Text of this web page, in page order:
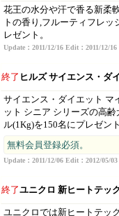
花王の水分や汗で香る新柔
トの香り,フルーティフレ
レゼント。
Update：2011/12/16 Edit：2011/12/16
終了 ヒルズ サイエンス・ダ
サイエンス・ダイエット マ
ット シニア シリーズの高
ル(1Kg)を150名にプレゼント
無料会員登録必須。
Update：2011/12/06 Edit：2012/05/03
終了ユニクロ 新ヒートテッ
ユニクロでは新ヒートテッ